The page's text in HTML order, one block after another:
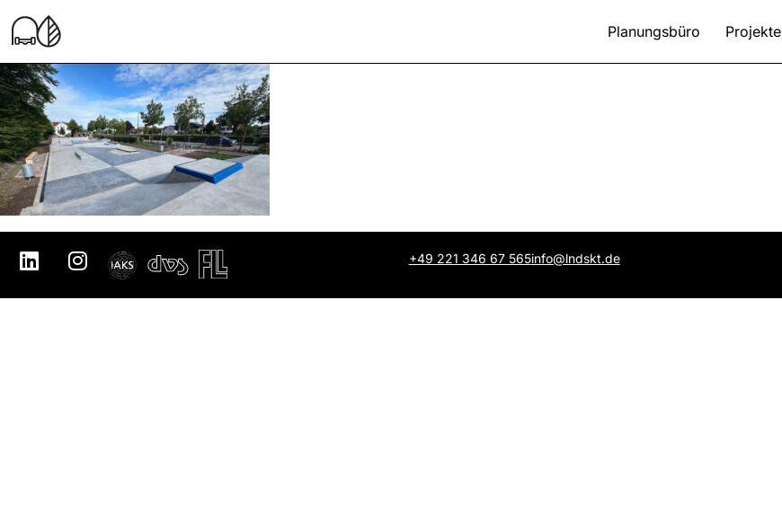
Planungsbüro Projekte
+49 221 346 67 565info@lndskt.de